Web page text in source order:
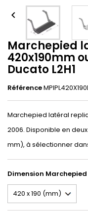

Marchepied
420x190mm
Ducato L2H1
Référence
Marchepied latéral
2006. Disponible en
mm), à sélectionner
Dimension Marchepied